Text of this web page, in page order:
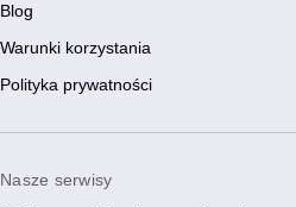
Blog
Warunki korzystania
Polityka prywatności
Nasze serwisy